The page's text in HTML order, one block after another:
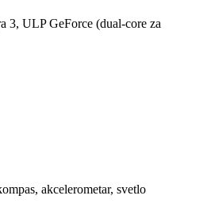
3, ULP GeForce (dual-core za
akcelerometar, svetlo